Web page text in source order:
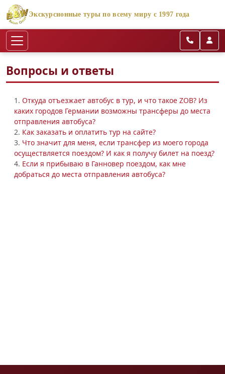
Экскурсионные туры по всему миру с 1997 года
Вопросы и ответы
1. Откуда отъезжает автобус в тур, и что такое ZOB? Из
каких городов Германии возможны трансферы до места
отправления автобуса?
2. Как заказать и оплатить тур на сайте?
3. Что значит для меня, если трансфер из моего города
осуществляется поездом? И как я получу билет на поезд?
4. Если я прибываю в Ганновер поездом, как мне
добраться до места отправления автобуса?